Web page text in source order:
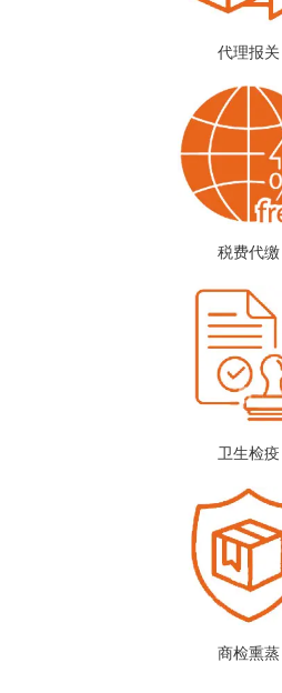
代理报关
税费代缴
卫生检疫
商检熏蒸